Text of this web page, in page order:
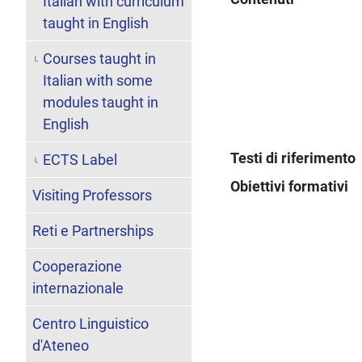
Testi di riferimento
Obiettivi formativi
taught in English
Courses taught in
Italian with some
modules taught in
English
ECTS Label
Visiting Professors
Reti e Partnerships
Cooperazione
internazionale
Centro Linguistico
d'Ateneo